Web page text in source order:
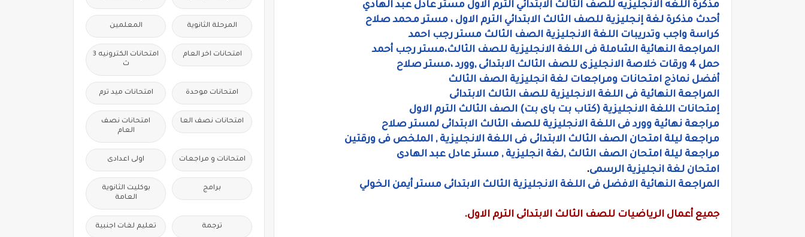
مذكرة اللغه الانجليزيه للصف الثالث الابتدائي الترم الاول مستر عادل عبد الهادي
أحدث مذكرة لغة إنجليزية للصف الثالث الابتدائي الترم الاول ، مستر محمد صلاح
كراسة واجب وتدريبات اللغة الانجليزية الصف الثالث مستر رجب احمد
المراجعة النهائية الشاملة فى اللغة الانجليزية للصف الثالث،مستر رجب أحمد
حمل 4 ورقات خلاصة الانجليزى للصف الثالث الابتدائى ,وورد ،مستر صلاح
أفضل نماذج امتحانات ومراجعات لغة انجليزية الصف الثالث
المراجعة النهائية فى اللغة الانجليزية للصف الثالث الابتدائى
إمتحانات اللغة الانجليزية (كتاب بت باى بت) الصف الثالث الترم الاول
مراجعة نهائية وورد فى اللغة الانجليزية للصف الثالث الابتدائى لمستر صلاح
مراجعة ليلة امتحان الصف الثالث الابتدائى فى اللغة الانجليزية , الملخص فى ورقتين
مراجعة ليلة امتحان الصف الثالث ,لغة انجليزية , مستر عادل عبد الهادى
امتحان لغة انجليزية الرسمى.
المراجعة النهائية الافضل فى اللغة الانجليزية الثالث الابتدائى مستر أيمن الخولي
جميع أعمال الرياضيات للصف الثالث الابتدائى الترم الاول.
المرحلة الثانوية المعلمين
امتحانات اخر العام
امتحانات الكترونيه 3
ث
امتحانات موحدة امتحانات ميد ترم
امتحانات نصف العا
امتحانات نصف
العام
امتحانات و مراجعات اولى اعدادى
برامج
بوكليت الثانوية
العامة
ترجمة تعليم لغات اجنبية